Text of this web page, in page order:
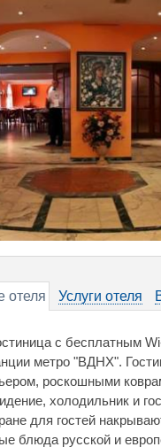
отеля Услуги отеля
с бесплатным
метро "ВДНХ".
роскошными
холодильник и
для гостей
блюда русской и